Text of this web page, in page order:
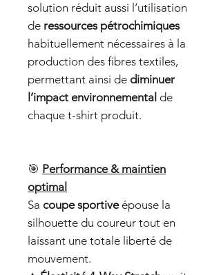
solution réduit aussi l’utilisation
de ressources pétrochimiques
habituellement nécessaires à la
production des fibres textiles,
permettant ainsi de diminuer
l’impact environnemental de
chaque t-shirt produit.
🎯 Performance & maintien
optimal
Sa coupe sportiveépouse la
silhouette du coureur tout en
laissant une totale liberté de
mouvement.